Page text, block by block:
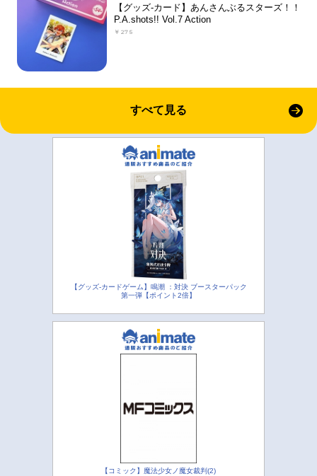
【グッズ-カード】あんさんぶるスターズ！！
P.A.shots!! Vol.7 Action
￥275
すべて見る
【グッズ-カードゲーム】鳴潮 ：対決 ブースターパック
第一弾【ポイント2倍】
【コミック】魔法少女ノ魔女裁判(2)